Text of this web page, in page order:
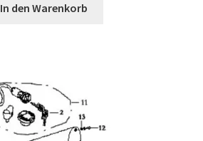
In den Warenkorb